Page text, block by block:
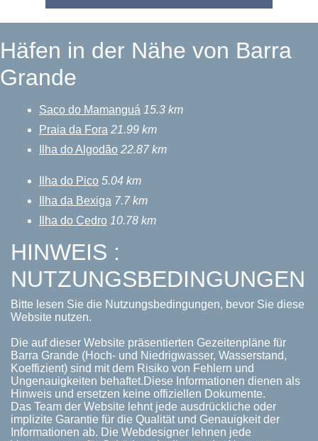
Häfen in der Nähe von Barra
Grande
Saco do Mamanguá 15.3 km
Praia da Fora 21.99 km
Ilha do Algodão 22.87 km
Ilha do Pico 5.04 km
Ilha da Bexiga 7.7 km
Ilha do Cedro 10.78 km
HINWEIS :
NUTZUNGSBEDINGUNGEN
Bitte lesen Sie die Nutzungsbedingungen, bevor Sie diese
Website nutzen.
Die auf dieser Website präsentierten Gezeitenpläne für
Barra Grande (Hoch- und Niedrigwasser, Wasserstand,
Koeffizient) sind mit dem Risiko von Fehlern und
Ungenauigkeiten behaftet.Diese Informationen dienen als
Hinweis und ersetzen keine offiziellen Dokumente.
Das Team der Website lehnt jede ausdrückliche oder
implizite Garantie für die Qualität und Genauigkeit der
Informationen ab. Die Webdesigner lehnen jede